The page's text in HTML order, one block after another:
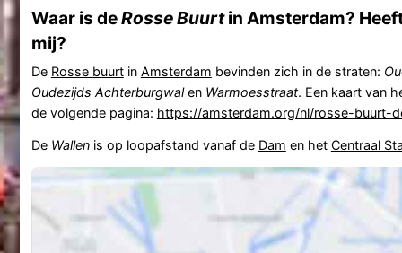
Waar is deRosse Buurtin Amsterdam?
mij?
De Rosse buurtin Amsterdam bevinden zich in de straten:
Oudezijds Achterburgwalen Warmoesstraat. Een kaart van
de volgende pagina: https://amsterdam.org/nl/rosse-buurt-
De Wallenis op loopafstand vanaf de Dam en het Centraal